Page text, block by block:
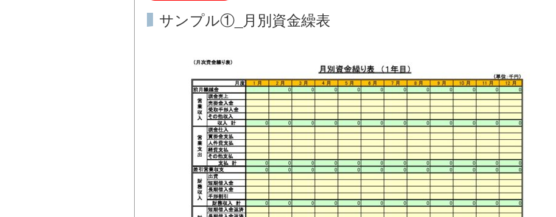
サンプル①_月別資金繰表